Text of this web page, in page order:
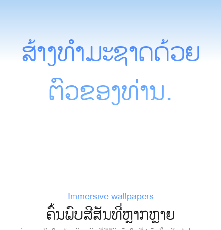
ສ້າງທໍາມະຊາດດ້ວຍ
ຕົວຂອງທ່ານ.
Immersive wallpapers
ຄົ້ນພົບສີສັນທີ່ຫຼາກຫຼາຍ